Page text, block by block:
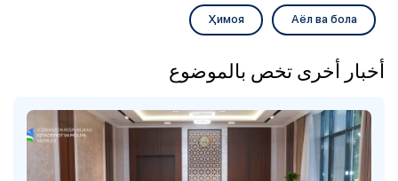
Аёл ва бола
Ҳимоя
أخبار أخرى تخص بالموضوع